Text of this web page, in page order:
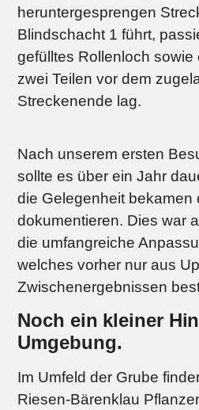
heruntergesprengen
Blindschacht 1 führt,
gefülltes Rollenloch sowie
zwei Teilen vor dem
Streckenende lag.
Nach unserem ersten
sollte es über ein Jahr
die Gelegenheit bekamen
dokumentieren. Dies war
die umfangreiche
welches vorher nur aus
Zwischenergebnissen
Noch ein kleiner
Umgebung.
Im Umfeld der Grube
Riesen-Bärenklau